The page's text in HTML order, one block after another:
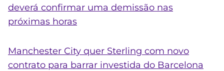
deverá confirmar uma demissão nas
próximas horas
Manchester City quer Sterling com novo
contrato para barrar investida do Barcelona